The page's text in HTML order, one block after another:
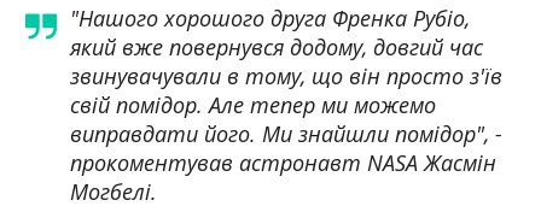
"Нашого хорошого друга Френка Рубіо,
який вже повернувся додому, довгий час
звинувачували в тому, що він просто з'їв
свій помідор. Але тепер ми можемо
виправдати його. Ми знайшли помідор", -
прокоментував астронавт NASA Жасмін
Могбелі.